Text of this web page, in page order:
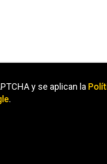
y se aplican la
.